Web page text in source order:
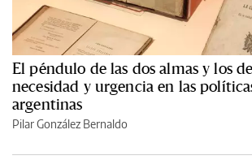
El péndulo de las dos almas y los
necesidad y urgencia en las
argentinas
Pilar González Bernaldo